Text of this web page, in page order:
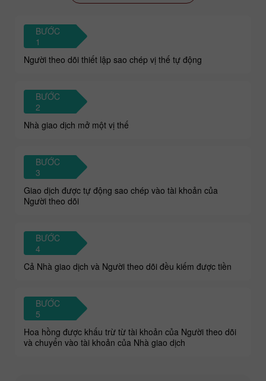
BƯỚC
1
Người theo dõi thiết lập sao chép vị thế tự động
BƯỚC
2
Nhà giao dịch mở một vị thế
BƯỚC
3
Giao dịch được tự động sao chép vào tài khoản của
Người theo dõi
BƯỚC
4
Cả Nhà giao dịch và Người theo dõi đều kiếm được tiền
BƯỚC
5
Hoa hồng được khấu trừ từ tài khoản của Người theo dõi
và chuyển vào tài khoản của Nhà giao dịch